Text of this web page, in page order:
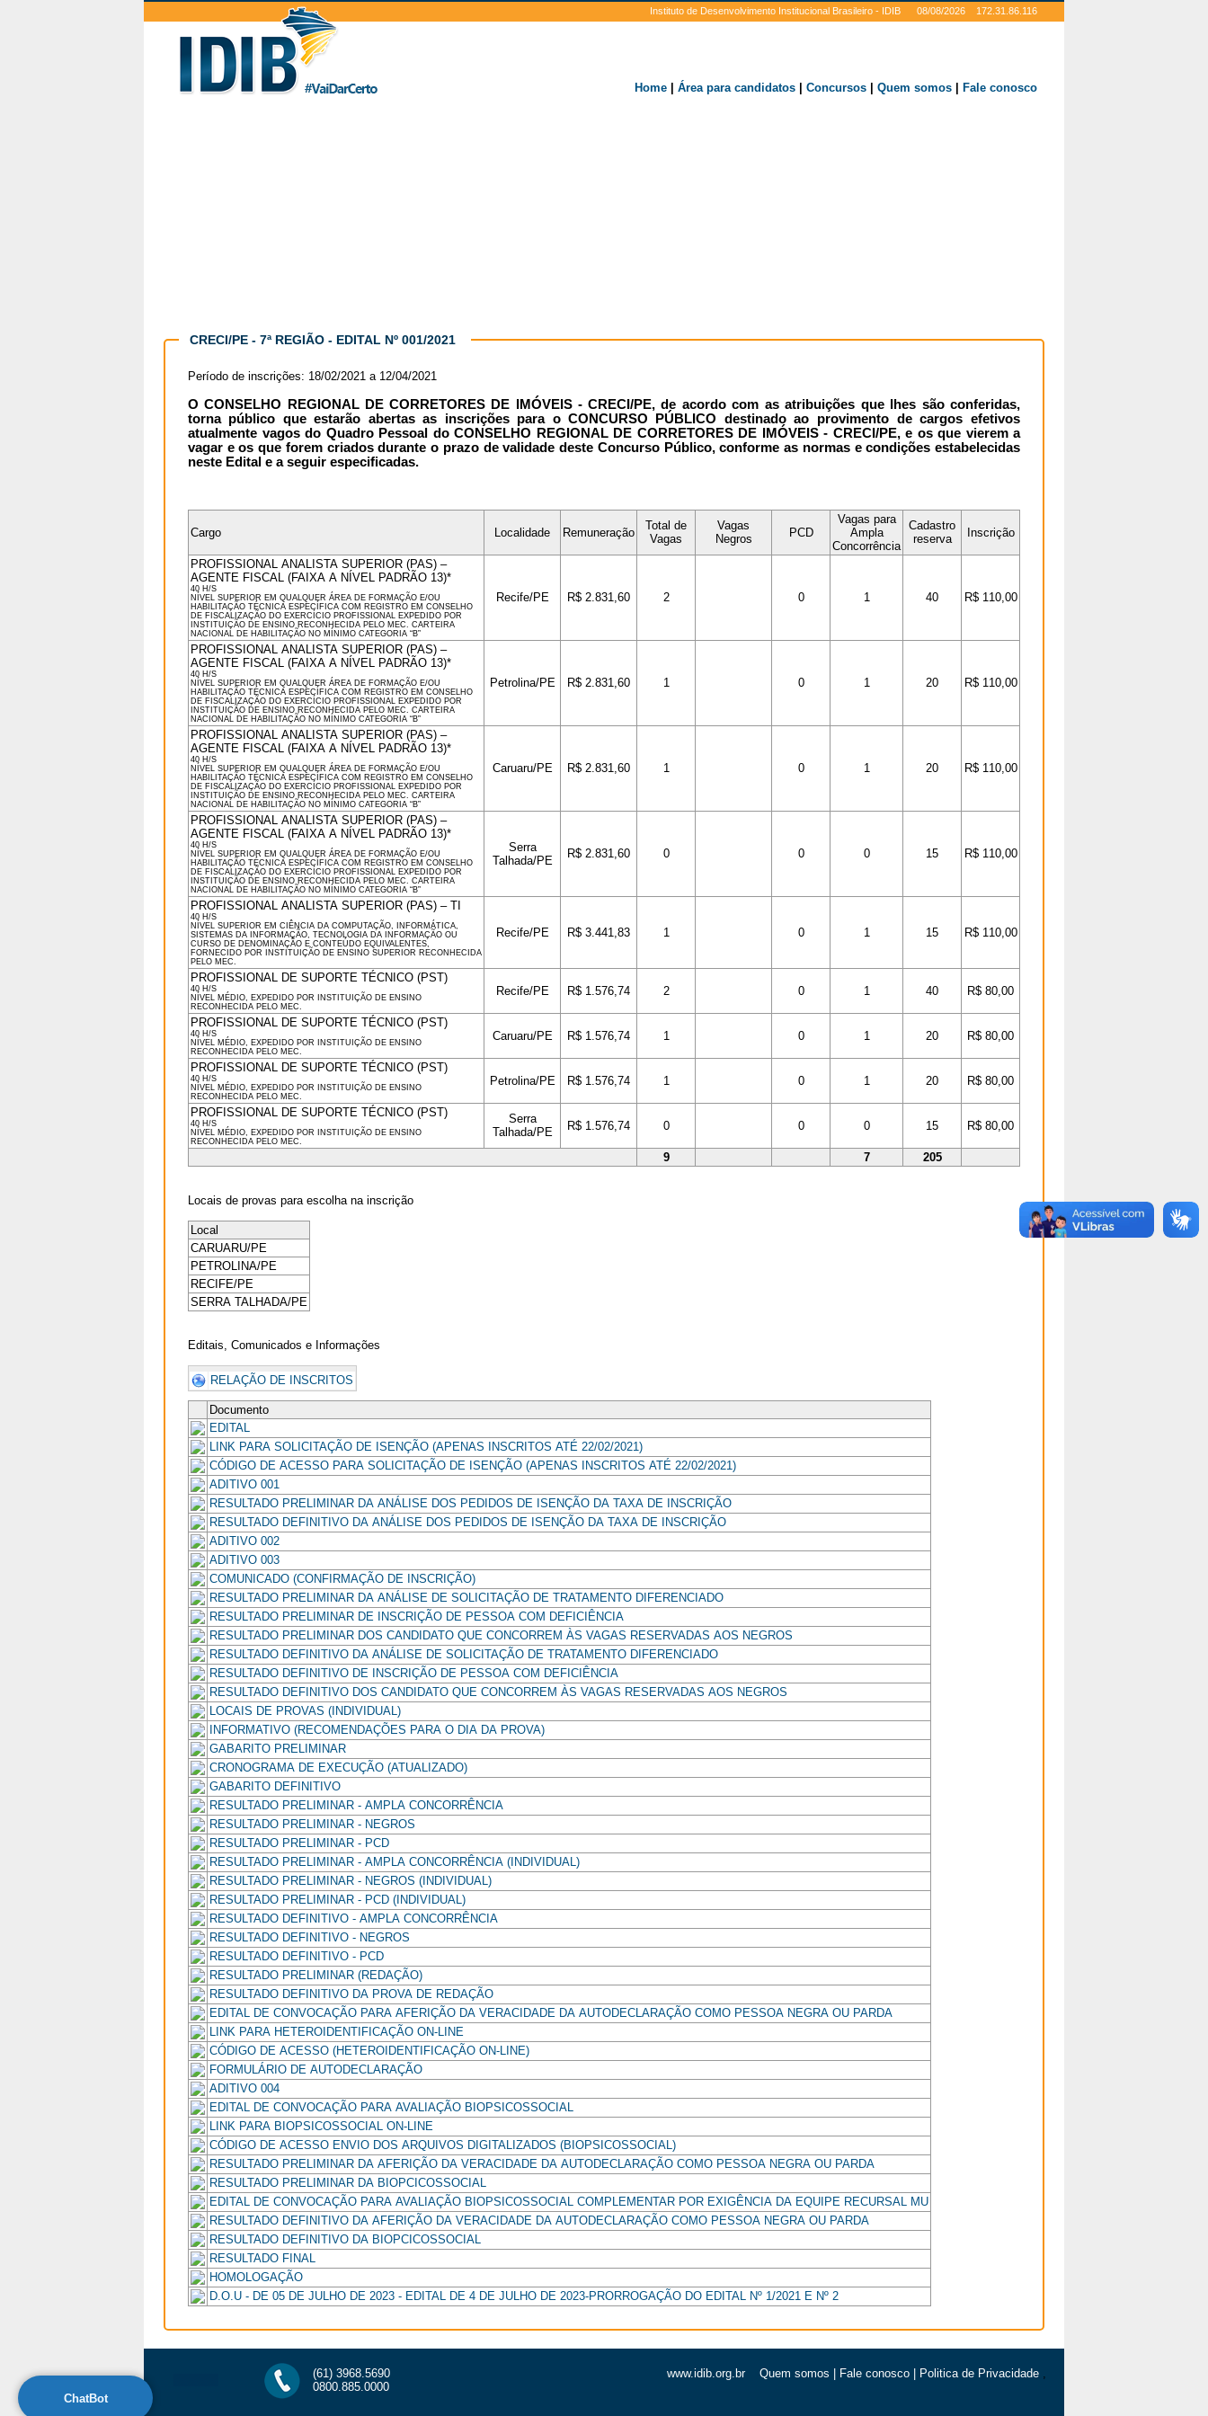
Instituto de Desenvolvimento Institucional Brasileiro - IDIB 08/08/2026 172.31.86.116
Home Área para candidatos Concursos Quem somos Fale conosco
CRECI/PE - 7ª REGIÃO - EDITAL Nº 001/2021
Período de inscrições: 18/02/2021 a 12/04/2021
O CONSELHO REGIONAL DE CORRETORES DE IMÓVEIS - CRECI/PE, de acordo com as atribuições que lhes são conferidas,
torna público que estarão abertas as inscrições para o CONCURSO PÚBLICO destinado ao provimento de cargos efetivos
atualmente vagos do Quadro Pessoal do CONSELHO REGIONAL DE CORRETORES DE IMÓVEIS - CRECI/PE, e os que vierem a
vagar e os que forem criados durante o prazo de validade deste Concurso Público, conforme as normas e condições estabelecidas
neste Edital e a seguir especificadas.
Cargo Localidade Remuneração
Total de
Vagas
Vagas
Negros
PCD
Vagas para
Ampla
Concorrência
Cadastro
reserva
Inscrição
PROFISSIONAL ANALISTA SUPERIOR (PAS) –
AGENTE FISCAL (FAIXA A NÍVEL PADRÃO 13)*
40 H/S
NÍVEL SUPERIOR EM QUALQUER ÁREA DE FORMAÇÃO E/OU
HABILITAÇÃO TÉCNICA ESPECÍFICA COM REGISTRO EM CONSELHO
DE FISCALIZAÇÃO DO EXERCÍCIO PROFISSIONAL EXPEDIDO POR
INSTITUIÇÃO DE ENSINO RECONHECIDA PELO MEC. CARTEIRA
NACIONAL DE HABILITAÇÃO NO MÍNIMO CATEGORIA “B”
Recife/PE R$ 2.831,60 2 0 1 40 R$ 110,00
PROFISSIONAL ANALISTA SUPERIOR (PAS) –
AGENTE FISCAL (FAIXA A NÍVEL PADRÃO 13)*
40 H/S
NÍVEL SUPERIOR EM QUALQUER ÁREA DE FORMAÇÃO E/OU
HABILITAÇÃO TÉCNICA ESPECÍFICA COM REGISTRO EM CONSELHO
DE FISCALIZAÇÃO DO EXERCÍCIO PROFISSIONAL EXPEDIDO POR
INSTITUIÇÃO DE ENSINO RECONHECIDA PELO MEC. CARTEIRA
NACIONAL DE HABILITAÇÃO NO MÍNIMO CATEGORIA “B”
Petrolina/PE R$ 2.831,60 1 0 1 20 R$ 110,00
PROFISSIONAL ANALISTA SUPERIOR (PAS) –
AGENTE FISCAL (FAIXA A NÍVEL PADRÃO 13)*
40 H/S
NÍVEL SUPERIOR EM QUALQUER ÁREA DE FORMAÇÃO E/OU
HABILITAÇÃO TÉCNICA ESPECÍFICA COM REGISTRO EM CONSELHO
DE FISCALIZAÇÃO DO EXERCÍCIO PROFISSIONAL EXPEDIDO POR
INSTITUIÇÃO DE ENSINO RECONHECIDA PELO MEC. CARTEIRA
NACIONAL DE HABILITAÇÃO NO MÍNIMO CATEGORIA “B”
Caruaru/PE R$ 2.831,60 1 0 1 20 R$ 110,00
PROFISSIONAL ANALISTA SUPERIOR (PAS) –
AGENTE FISCAL (FAIXA A NÍVEL PADRÃO 13)*
40 H/S
NÍVEL SUPERIOR EM QUALQUER ÁREA DE FORMAÇÃO E/OU
HABILITAÇÃO TÉCNICA ESPECÍFICA COM REGISTRO EM CONSELHO
DE FISCALIZAÇÃO DO EXERCÍCIO PROFISSIONAL EXPEDIDO POR
INSTITUIÇÃO DE ENSINO RECONHECIDA PELO MEC. CARTEIRA
NACIONAL DE HABILITAÇÃO NO MÍNIMO CATEGORIA “B”
Serra
Talhada/PE
R$ 2.831,60 0 0 0 15 R$ 110,00
PROFISSIONAL ANALISTA SUPERIOR (PAS) – TI
40 H/S
NÍVEL SUPERIOR EM CIÊNCIA DA COMPUTAÇÃO, INFORMÁTICA,
SISTEMAS DA INFORMAÇÃO, TECNOLOGIA DA INFORMAÇÃO OU
CURSO DE DENOMINAÇÃO E CONTEÚDO EQUIVALENTES,
FORNECIDO POR INSTITUIÇÃO DE ENSINO SUPERIOR RECONHECIDA
PELO MEC.
Recife/PE R$ 3.441,83 1 0 1 15 R$ 110,00
PROFISSIONAL DE SUPORTE TÉCNICO (PST)
40 H/S
NÍVEL MÉDIO, EXPEDIDO POR INSTITUIÇÃO DE ENSINO
RECONHECIDA PELO MEC.
Recife/PE R$ 1.576,74 2 0 1 40 R$ 80,00
PROFISSIONAL DE SUPORTE TÉCNICO (PST)
40 H/S
NÍVEL MÉDIO, EXPEDIDO POR INSTITUIÇÃO DE ENSINO
RECONHECIDA PELO MEC.
Caruaru/PE R$ 1.576,74 1 0 1 20 R$ 80,00
PROFISSIONAL DE SUPORTE TÉCNICO (PST)
40 H/S
NÍVEL MÉDIO, EXPEDIDO POR INSTITUIÇÃO DE ENSINO
RECONHECIDA PELO MEC.
Petrolina/PE R$ 1.576,74 1 0 1 20 R$ 80,00
PROFISSIONAL DE SUPORTE TÉCNICO (PST)
40 H/S
NÍVEL MÉDIO, EXPEDIDO POR INSTITUIÇÃO DE ENSINO
RECONHECIDA PELO MEC.
Serra
Talhada/PE
R$ 1.576,74 0 0 0 15 R$ 80,00
9 7 205
Locais de provas para escolha na inscrição
Local
CARUARU/PE
PETROLINA/PE
RECIFE/PE
SERRA TALHADA/PE
Editais, Comunicados e Informações
RELAÇÃO DE INSCRITOS
Documento
EDITAL
LINK PARA SOLICITAÇÃO DE ISENÇÃO (APENAS INSCRITOS ATÉ 22/02/2021)
CÓDIGO DE ACESSO PARA SOLICITAÇÃO DE ISENÇÃO (APENAS INSCRITOS ATÉ 22/02/2021)
ADITIVO 001
RESULTADO PRELIMINAR DA ANÁLISE DOS PEDIDOS DE ISENÇÃO DA TAXA DE INSCRIÇÃO
RESULTADO DEFINITIVO DA ANÁLISE DOS PEDIDOS DE ISENÇÃO DA TAXA DE INSCRIÇÃO
ADITIVO 002
ADITIVO 003
COMUNICADO (CONFIRMAÇÃO DE INSCRIÇÃO)
RESULTADO PRELIMINAR DA ANÁLISE DE SOLICITAÇÃO DE TRATAMENTO DIFERENCIADO
RESULTADO PRELIMINAR DE INSCRIÇÃO DE PESSOA COM DEFICIÊNCIA
RESULTADO PRELIMINAR DOS CANDIDATO QUE CONCORREM ÀS VAGAS RESERVADAS AOS NEGROS
RESULTADO DEFINITIVO DA ANÁLISE DE SOLICITAÇÃO DE TRATAMENTO DIFERENCIADO
RESULTADO DEFINITIVO DE INSCRIÇÃO DE PESSOA COM DEFICIÊNCIA
RESULTADO DEFINITIVO DOS CANDIDATO QUE CONCORREM ÀS VAGAS RESERVADAS AOS NEGROS
LOCAIS DE PROVAS (INDIVIDUAL)
INFORMATIVO (RECOMENDAÇÕES PARA O DIA DA PROVA)
GABARITO PRELIMINAR
CRONOGRAMA DE EXECUÇÃO (ATUALIZADO)
GABARITO DEFINITIVO
RESULTADO PRELIMINAR - AMPLA CONCORRÊNCIA
RESULTADO PRELIMINAR - NEGROS
RESULTADO PRELIMINAR - PCD
RESULTADO PRELIMINAR - AMPLA CONCORRÊNCIA (INDIVIDUAL)
RESULTADO PRELIMINAR - NEGROS (INDIVIDUAL)
RESULTADO PRELIMINAR - PCD (INDIVIDUAL)
RESULTADO DEFINITIVO - AMPLA CONCORRÊNCIA
RESULTADO DEFINITIVO - NEGROS
RESULTADO DEFINITIVO - PCD
RESULTADO PRELIMINAR (REDAÇÃO)
RESULTADO DEFINITIVO DA PROVA DE REDAÇÃO
EDITAL DE CONVOCAÇÃO PARA AFERIÇÃO DA VERACIDADE DA AUTODECLARAÇÃO COMO PESSOA NEGRA OU PARDA
LINK PARA HETEROIDENTIFICAÇÃO ON-LINE
CÓDIGO DE ACESSO (HETEROIDENTIFICAÇÃO ON-LINE)
FORMULÁRIO DE AUTODECLARAÇÃO
ADITIVO 004
EDITAL DE CONVOCAÇÃO PARA AVALIAÇÃO BIOPSICOSSOCIAL
LINK PARA BIOPSICOSSOCIAL ON-LINE
CÓDIGO DE ACESSO ENVIO DOS ARQUIVOS DIGITALIZADOS (BIOPSICOSSOCIAL)
RESULTADO PRELIMINAR DA AFERIÇÃO DA VERACIDADE DA AUTODECLARAÇÃO COMO PESSOA NEGRA OU PARDA
RESULTADO PRELIMINAR DA BIOPCICOSSOCIAL
EDITAL DE CONVOCAÇÃO PARA AVALIAÇÃO BIOPSICOSSOCIAL COMPLEMENTAR POR EXIGÊNCIA DA EQUIPE RECURSAL MU
RESULTADO DEFINITIVO DA AFERIÇÃO DA VERACIDADE DA AUTODECLARAÇÃO COMO PESSOA NEGRA OU PARDA
RESULTADO DEFINITIVO DA BIOPCICOSSOCIAL
RESULTADO FINAL
HOMOLOGAÇÃO
D.O.U - DE 05 DE JULHO DE 2023 - EDITAL DE 4 DE JULHO DE 2023-PRORROGAÇÃO DO EDITAL Nº 1/2021 E Nº 2
(61) 3968.5690
0800.885.0000
www.idib.org.br Quem somos Fale conosco Politica de Privacidade ,
ChatBot